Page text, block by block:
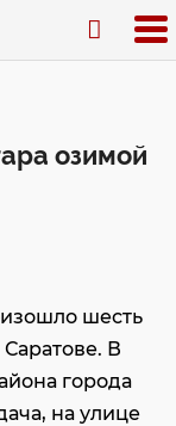
озимой
шесть
В
города
на улице